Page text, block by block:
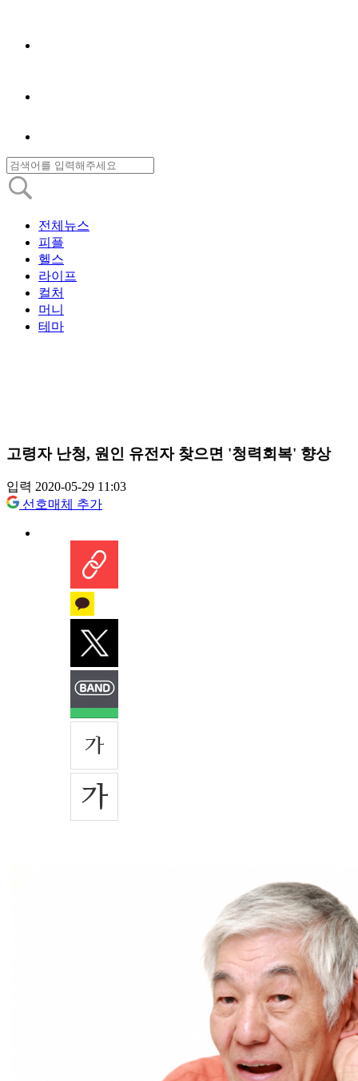
전체뉴스
피플
헬스
라이프
컬처
머니
테마
고령자 난청, 원인 유전자 찾으면 '청력회복' 향상
입력 2020-05-29 11:03
선호매체 추가